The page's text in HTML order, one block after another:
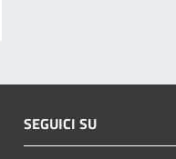
SEGUICI SU